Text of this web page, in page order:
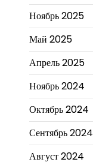
Ноябрь 2025
Май 2025
Апрель 2025
Ноябрь 2024
Октябрь 2024
Сентябрь 2024
Август 2024